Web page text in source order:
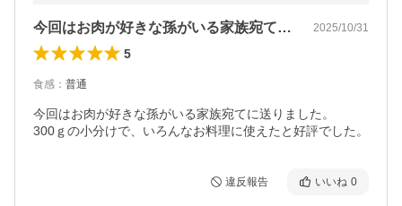
今回はお肉が好きな孫がいる家族宛てに送… 2025/10/31
5
食感 ： 普通
今回はお肉が好きな孫がいる家族宛てに送りました。
300ｇの小分けで、いろんなお料理に使えたと好評でした。
違反報告 いいね 0